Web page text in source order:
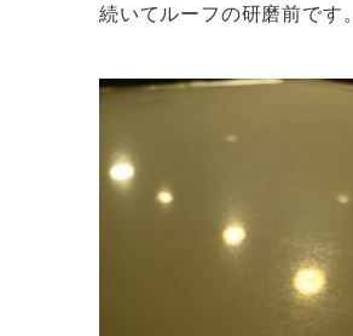
続いてルーフの研磨前です。